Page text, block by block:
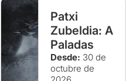
Patxi
Zubeldia: A
Paladas
Desde: 30 de
octubre de